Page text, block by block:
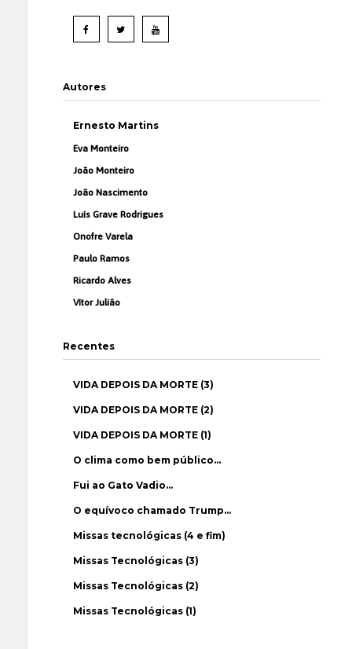
Autores
Ernesto Martins
Eva Monteiro
João Monteiro
João Nascimento
Luís Grave Rodrigues
Onofre Varela
Paulo Ramos
Ricardo Alves
Vítor Julião
Recentes
VIDA DEPOIS DA MORTE (3)
VIDA DEPOIS DA MORTE (2)
VIDA DEPOIS DA MORTE (1)
O clima como bem público…
Fui ao Gato Vadio…
O equívoco chamado Trump…
Missas tecnológicas (4 e fim)
Missas Tecnológicas (3)
Missas Tecnológicas (2)
Missas Tecnológicas (1)